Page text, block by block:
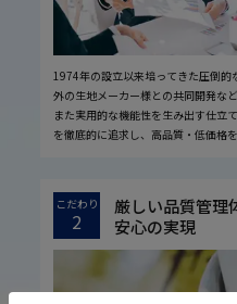
1974年の設立以来培ってきた圧倒的
外の生地メーカー様との共同開発な
また実用的な機能性を生み出す仕立
を徹底的に追求し、高品質・低価格
こだわり
2
厳しい品質管理
安心の実現